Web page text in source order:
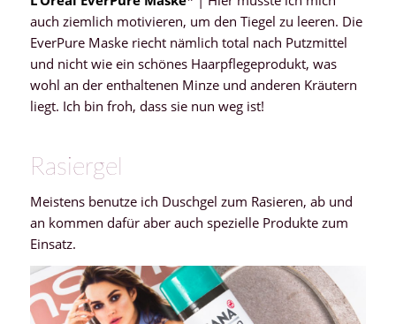
auch ziemlich motivieren, um den Tiegel zu leeren. Die
EverPure Maske riecht nämlich total nach Putzmittel
und nicht wie ein schönes Haarpflegeprodukt, was
wohl an der enthaltenen Minze und anderen Kräutern
liegt. Ich bin froh, dass sie nun weg ist!
Rasiergel
Meistens benutze ich Duschgel zum Rasieren, ab und
an kommen dafür aber auch spezielle Produkte zum
Einsatz.